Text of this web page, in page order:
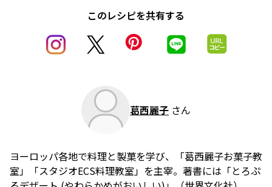
このレシピを共有する
葛西麗子 さん
ヨーロッパ各地で料理と製菓を学び、「葛西麗子お菓子教
室」「スタジオECS料理教室」を主宰。著書には「とろぷ